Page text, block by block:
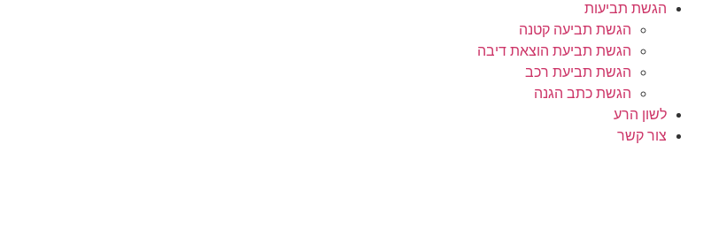
הגשת תביעות
הגשת תביעה קטנה
הגשת תביעת הוצאת דיבה
הגשת תביעת רכב
הגשת כתב הגנה
לשון הרע
צור קשר